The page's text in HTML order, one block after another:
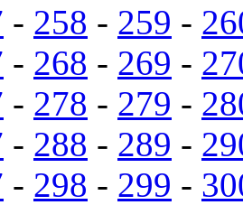
- 258 - 259 -
- 268 - 269 -
- 278 - 279 -
- 288 - 289 -
- 298 - 299 -